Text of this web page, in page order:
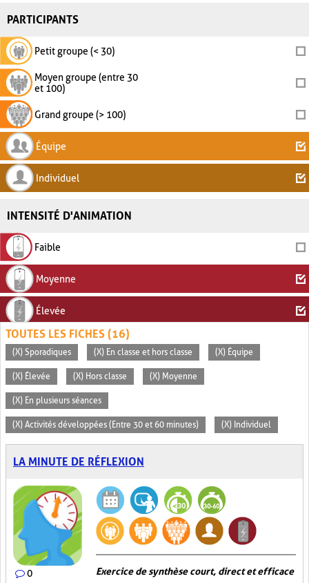
PARTICIPANTS
Petit groupe (< 30)
Moyen groupe (entre 30
et 100)
Grand groupe (> 100)
Équipe
Individuel
INTENSITÉ D'ANIMATION
Faible
Moyenne
Élevée
TOUTES LES FICHES (16)
(X) Sporadiques (X) En classe et hors classe (X) Équipe
(X) Élevée (X) Hors classe (X) Moyenne
(X) En plusieurs séances
(X) Activités développées (Entre 30 et 60 minutes) (X) Individuel
LA MINUTE DE RÉFLEXION
0 Exercice de synthèse court, direct et efficace